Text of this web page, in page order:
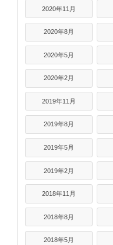
2020年11月
2020年8月
2020年5月
2020年2月
2019年11月
2019年8月
2019年5月
2019年2月
2018年11月
2018年8月
2018年5月